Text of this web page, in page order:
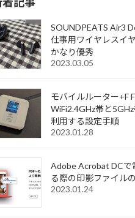
SOUNDPEATS Air3
仕事用ワイヤレスイ
かなり優秀
2023.03.05
モバイルルーター+F
WiFi2.4GHz帯と
利用する設定手順
2023.01.28
Adobe Acrobat DCで
る際の印影ファイル
2023.01.24